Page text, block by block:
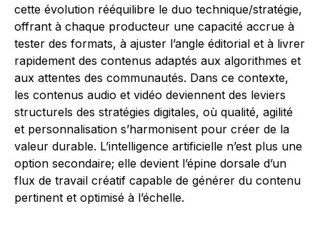
cette évolution rééquilibre le duo technique/stratégie,
offrant à chaque producteur une capacité accrue à
tester des formats, à ajuster l’angle éditorial et à livrer
rapidement des contenus adaptés aux algorithmes et
aux attentes des communautés. Dans ce contexte,
les contenus audio et vidéo deviennent des leviers
structurels des stratégies digitales, où qualité, agilité
et personnalisation s’harmonisent pour créer de la
valeur durable. L’intelligence artificielle n’est plus une
option secondaire; elle devient l’épine dorsale d’un
flux de travail créatif capable de générer du contenu
pertinent et optimisé à l’échelle.